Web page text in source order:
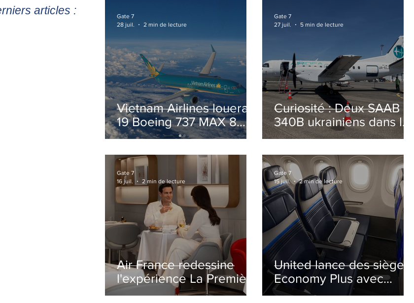
articles :
Vietnam Airlines louera
19 Boeing 737 MAX 8
pour accélérer la
flotte
Gate 7
28 juil.
2 min de lecture
Curiosité : Deux SAAB
340B ukrainiens dans le
ciel Italien cet été
Gate 7
27 juil.
5 min de lecture
Air France redessine
l'expérience La Première
avec un salon
Gate 7
16 juil.
2 min de lecture
United lance des sièges
Economy Plus avec
siège central neutralisé
Gate 7
15 juil.
2 min de lecture